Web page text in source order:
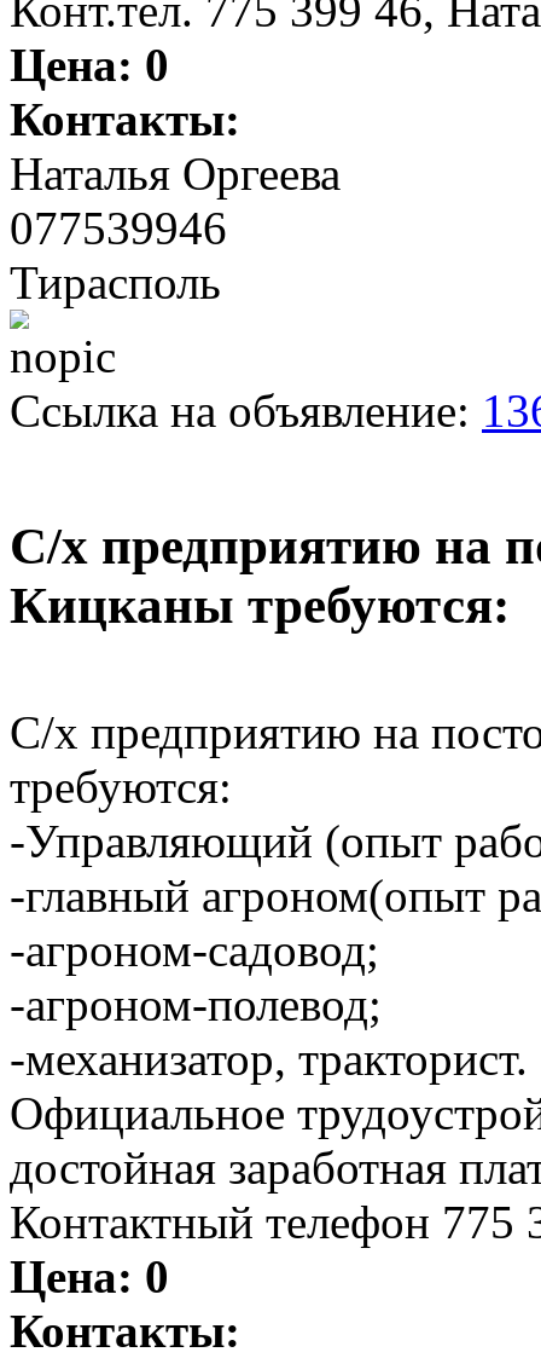
Цена: 0
Контакты:
Наталья Оргеева
077539946
Тирасполь
Ссылка на объявление:
С/х предприятию на
Кицканы требуются:
С/х предприятию на
требуются:
-Управляющий (опыт
-главный агроном(опыт
-агроном-садовод;
-агроном-полевод;
-механизатор, тракторист.
Официальное
достойная заработная
Контактный телефон 775
Цена: 0
Контакты: